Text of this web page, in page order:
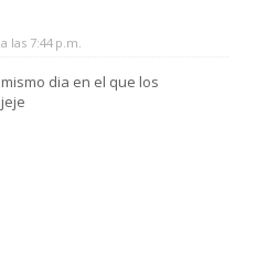
las 7:44 p.m.
dia en el que los